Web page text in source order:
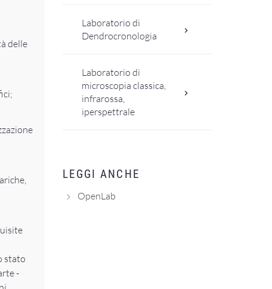
delle
stato
-
Laboratorio di
Dendrocronologia
Laboratorio di
microscopia classica,
infrarossa,
iperspettrale
LEGGI ANCHE
OpenLab